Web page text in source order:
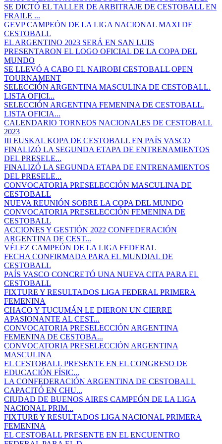
SE DICTÓ EL TALLER DE ARBITRAJE DE CESTOBALL EN
FRAILE ...
GEVP CAMPEÓN DE LA LIGA NACIONAL MAXI DE
CESTOBALL
EL ARGENTINO 2023 SERÁ EN SAN LUIS
PRESENTARON EL LOGO OFICIAL DE LA COPA DEL
MUNDO
SE LLEVÓ A CABO EL NAIROBI CESTOBALL OPEN
TOURNAMENT
SELECCIÓN ARGENTINA MASCULINA DE CESTOBALL.
LISTA OFICI...
SELECCIÓN ARGENTINA FEMENINA DE CESTOBALL.
LISTA OFICIA...
CALENDARIO TORNEOS NACIONALES DE CESTOBALL
2023
III EUSKAL KOPA DE CESTOBALL EN PAÍS VASCO
FINALIZÓ LA SEGUNDA ETAPA DE ENTRENAMIENTOS
DEL PRESELE...
FINALIZÓ LA SEGUNDA ETAPA DE ENTRENAMIENTOS
DEL PRESELE...
CONVOCATORIA PRESELECCIÓN MASCULINA DE
CESTOBALL
NUEVA REUNIÓN SOBRE LA COPA DEL MUNDO
CONVOCATORIA PRESELECCIÓN FEMENINA DE
CESTOBALL
ACCIONES Y GESTIÓN 2022 CONFEDERACIÓN
ARGENTINA DE CEST...
VÉLEZ CAMPEÓN DE LA LIGA FEDERAL
FECHA CONFIRMADA PARA EL MUNDIAL DE
CESTOBALL
PAÍS VASCO CONCRETÓ UNA NUEVA CITA PARA EL
CESTOBALL
FIXTURE Y RESULTADOS LIGA FEDERAL PRIMERA
FEMENINA
CHACO Y TUCUMÁN LE DIERON UN CIERRE
APASIONANTE AL CEST...
CONVOCATORIA PRESELECCIÓN ARGENTINA
FEMENINA DE CESTOBA...
CONVOCATORIA PRESELECCIÓN ARGENTINA
MASCULINA
EL CESTOBALL PRESENTE EN EL CONGRESO DE
EDUCACIÓN FÍSIC...
LA CONFEDERACIÓN ARGENTINA DE CESTOBALL
CAPACITÓ EN CHU...
CIUDAD DE BUENOS AIRES CAMPEÓN DE LA LIGA
NACIONAL PRIM...
FIXTURE Y RESULTADOS LIGA NACIONAL PRIMERA
FEMENINA
EL CESTOBALL PRESENTE EN EL ENCUENTRO